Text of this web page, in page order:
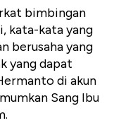
bimbingan
kata-kata yang
berusaha yang
yang dapat
di akun
Sang Ibu